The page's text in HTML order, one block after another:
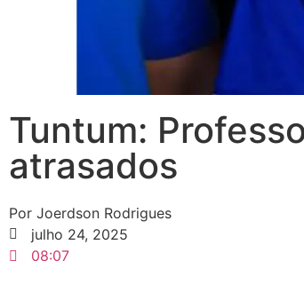
Tuntum:
atrasados
Por Joerdson Rodrigues
julho 24, 2025
08:07